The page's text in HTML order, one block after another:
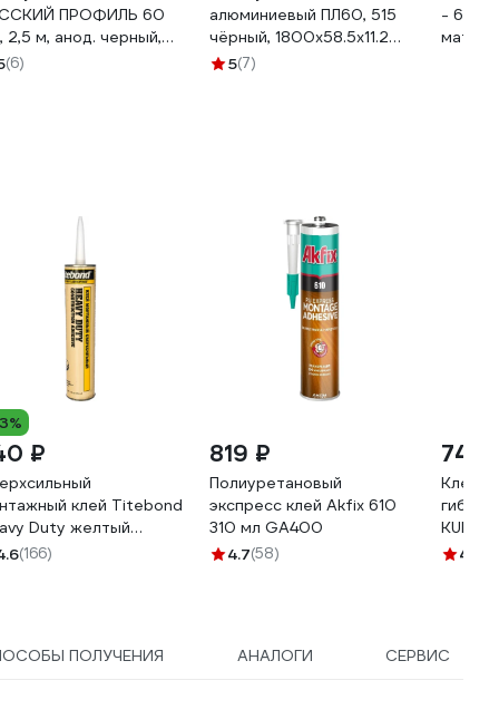
ПРОФИЛЬ 60
2,5 м, анод. черный,
4680427096174
(6)
алюминиевый ПЛ60, 515
чёрный, 1800x58.5x11.2
мм 561123
5(7)
-
₽
клей Titebond
Duty желтый
5261
(166)
819 ₽
Полиуретановый
экспресс клей Akfix 610
310 мл GA400
4.7(58)
745
Клей
KUDO
белый,
4.9
ПОЛУЧЕНИЯ АНАЛОГИ СЕРВИС